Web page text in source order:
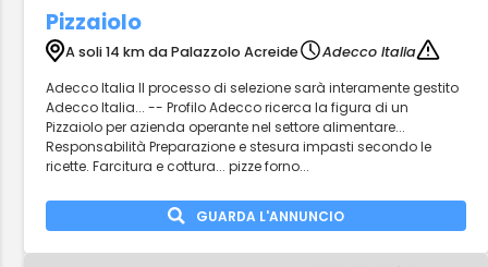
Pizzaiolo
A soli 14 km da Palazzolo Acreide
Adecco Italia
Adecco Italia Il processo di selezione sarà interamente gestito
Adecco Italia... -- Profilo Adecco ricerca la figura di un
Pizzaiolo per azienda operante nel settore alimentare...
Responsabilità Preparazione e stesura impasti secondo le
ricette. Farcitura e cottura... pizze forno...
GUARDA L'ANNUNCIO